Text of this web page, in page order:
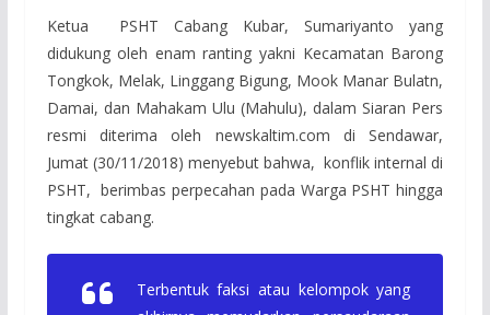
Ketua PSHT Cabang Kubar, Sumariyanto yang
didukung oleh enam ranting yakni Kecamatan Barong
Tongkok, Melak, Linggang Bigung, Mook Manar Bulatn,
Damai, dan Mahakam Ulu (Mahulu), dalam Siaran Pers
resmi diterima oleh newskaltim.com di Sendawar,
Jumat (30/11/2018) menyebut bahwa, konflik internal di
PSHT, berimbas perpecahan pada Warga PSHT hingga
tingkat cabang.
Terbentuk faksi atau kelompok yang